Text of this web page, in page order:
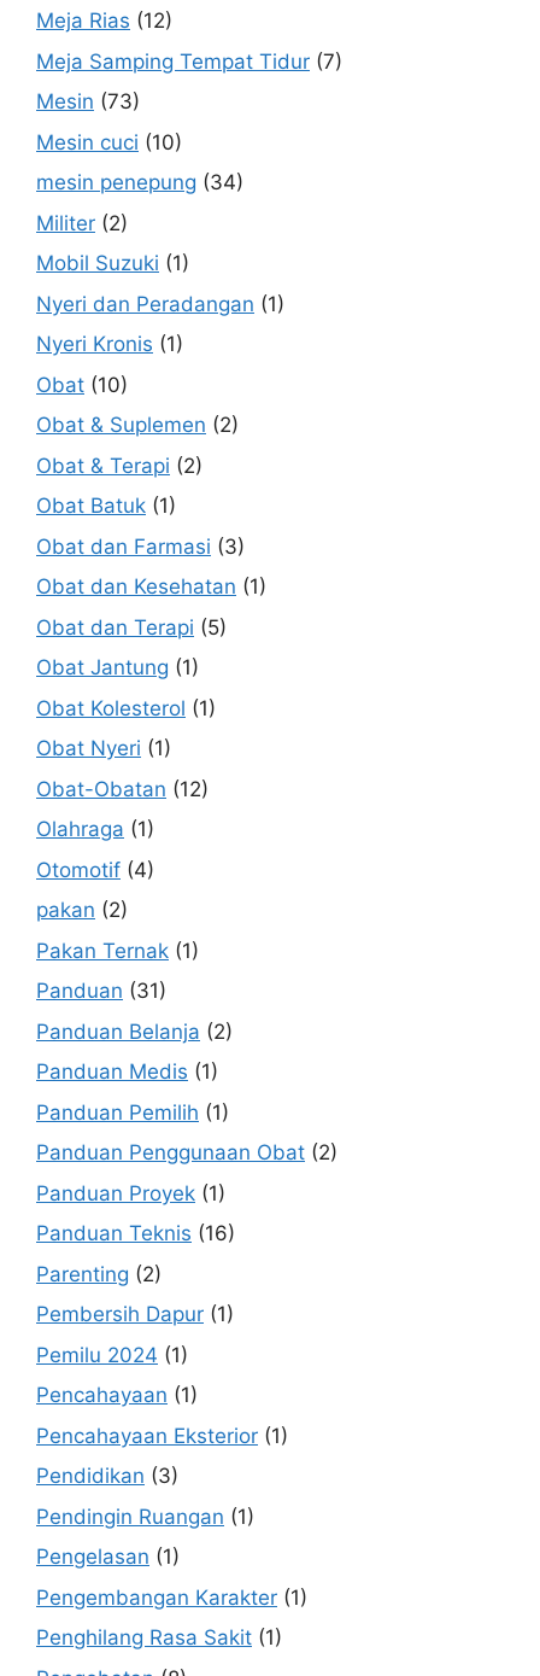
Meja Rias (12)
Meja Samping Tempat Tidur (7)
Mesin (73)
Mesin cuci (10)
mesin penepung (34)
Militer (2)
Mobil Suzuki (1)
Nyeri dan Peradangan (1)
Nyeri Kronis (1)
Obat (10)
Obat & Suplemen (2)
Obat & Terapi (2)
Obat Batuk (1)
Obat dan Farmasi (3)
Obat dan Kesehatan (1)
Obat dan Terapi (5)
Obat Jantung (1)
Obat Kolesterol (1)
Obat Nyeri (1)
Obat-Obatan (12)
Olahraga (1)
Otomotif (4)
pakan (2)
Pakan Ternak (1)
Panduan (31)
Panduan Belanja (2)
Panduan Medis (1)
Panduan Pemilih (1)
Panduan Penggunaan Obat (2)
Panduan Proyek (1)
Panduan Teknis (16)
Parenting (2)
Pembersih Dapur (1)
Pemilu 2024 (1)
Pencahayaan (1)
Pencahayaan Eksterior (1)
Pendidikan (3)
Pendingin Ruangan (1)
Pengelasan (1)
Pengembangan Karakter (1)
Penghilang Rasa Sakit (1)